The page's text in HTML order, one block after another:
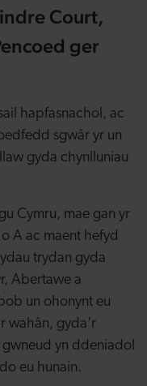
Court,
ger
hapfasnachol, ac
sgwâr yr un
gyda chynlluniau
Cymru, mae gan yr
A ac maent hefyd
trydan gyda
Abertawe a
un ohonynt eu
wahân, gyda'r
gwneud yn ddeniadol
eu hunain.